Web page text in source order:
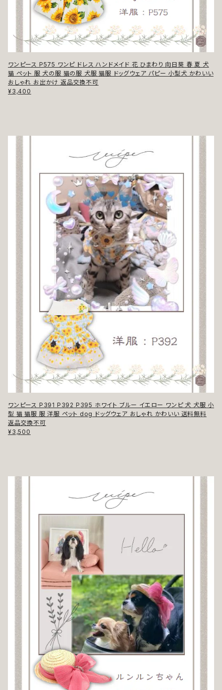
ワンピース P575 ワンピ ドレス ハンドメイド 花 ひまわり 向日葵 春 夏 犬
猫 ペット 服 犬の服 猫の服 犬服 猫服 ドッグウェア パピー 小型犬 かわいい
おしゃれ お出かけ 返品交換不可
¥3,400
ワンピース P391 P392 P395 ホワイト ブルー イエロー ワンピ 犬 犬服 小
型 猫 猫服 服 洋服 ペット dog ドッグウェア おしゃれ かわいい 送料無料
返品交換不可
¥3,500